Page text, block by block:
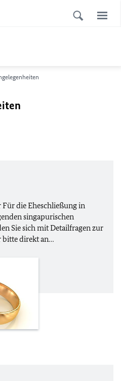
die Eheschließung in
singapurischen
Sie sich mit Detailfragen zur
bitte direkt an…